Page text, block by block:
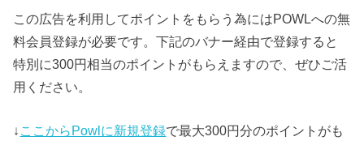
この広告を利用してポイントをもらう為にはPOWLへの無
料会員登録が必要です。下記のバナー経由で登録すると
特別に300円相当のポイントがもらえますので、ぜひご活
用ください。
↓ ここからPowlに新規登録で最大300円分のポイントがも